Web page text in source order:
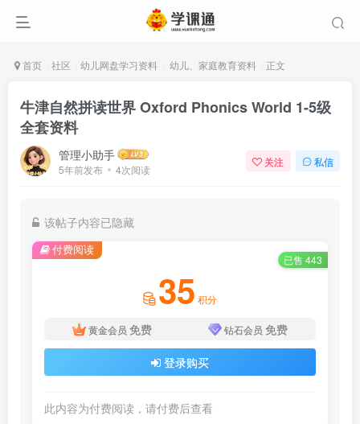
首页 社区 幼儿网盘学习资料 幼儿、家庭教育资料 正文
牛津自然拼读世界 Oxford Phonics World 1-5级
全套资料
管理小助手
5年前发布 4次阅读
关注 私信
该帖子内容已隐藏
付费阅读
已售 443
35 积分
黄金会员 免费 钻石会员 免费
登录购买
此内容为付费阅读，请付费后查看